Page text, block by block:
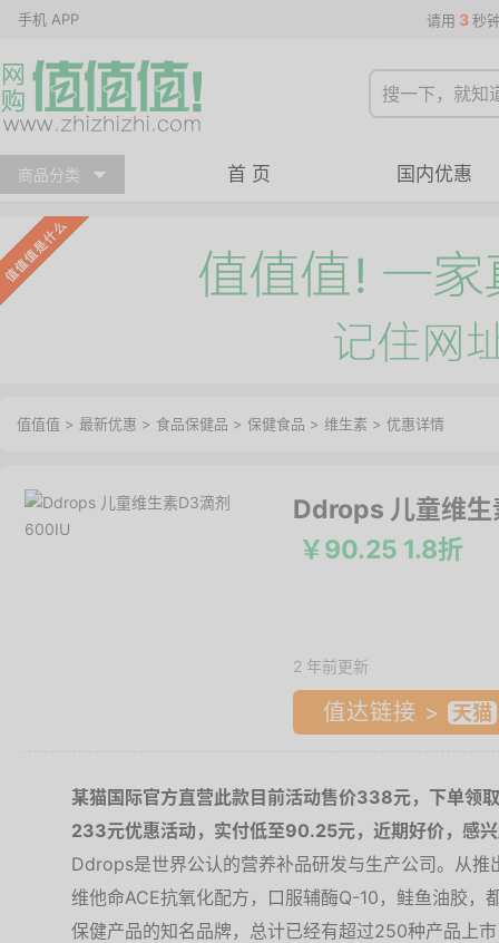
手机 APP 请用 3 秒
商品分类 首 页 国内优惠
值值值 > 最新优惠 > 食品保健品 > 保健食品 > 维生素 > 优惠详情
Ddrops 儿童维
￥90.25 1.8折
2 年前更新
值达链接 >
某猫国际官方直营此款目前活动售价338元，下单领
233元优惠活动，实付低至90.25元，近期好价，感
Ddrops是世界公认的营养补品研发与生产公司。从
维他命ACE抗氧化配方，口服辅酶Q-10，鲑鱼油胶，
保健产品的知名品牌，总计已经有超过250种产品上